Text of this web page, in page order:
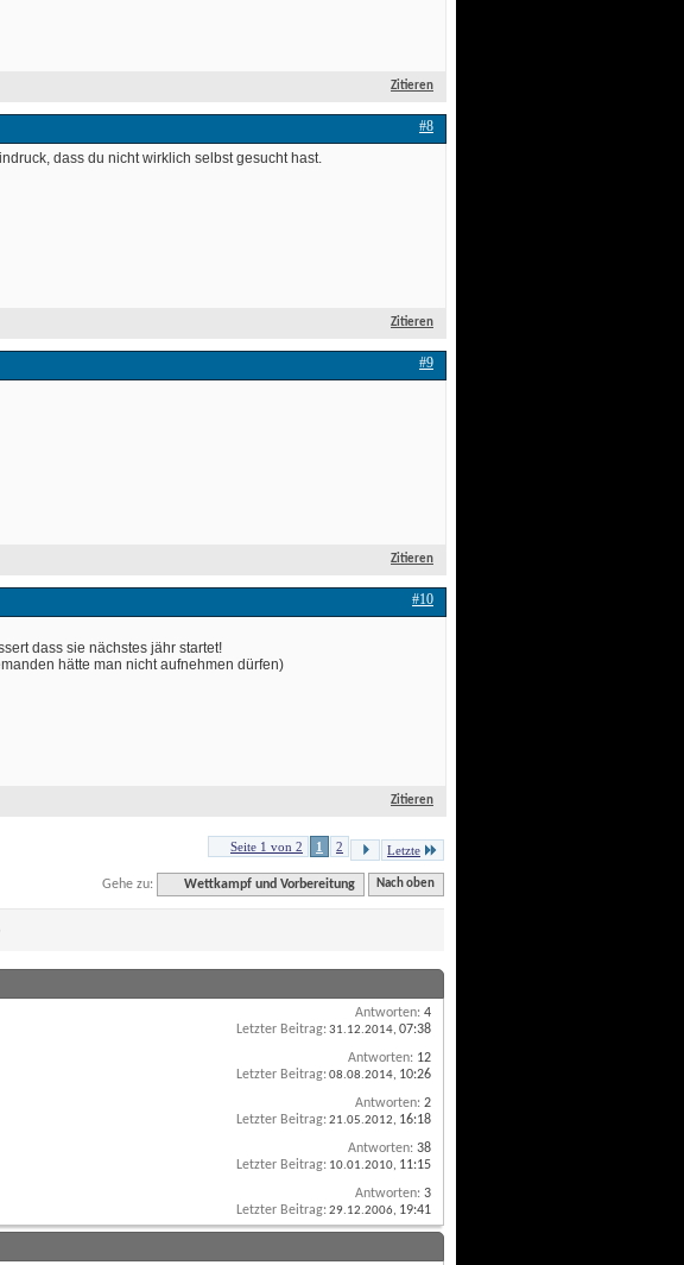
Zitieren
#8
dass du nicht wirklich selbst gesucht hast.
Zitieren
#9
Zitieren
#10
dass sie nächstes jähr startet!
hätte man nicht aufnehmen dürfen)
Zitieren
Seite 1 von 2 1 2 Letzte
Gehe zu: Wettkampf und Vorbereitung Nach oben
Antworten: 4
Letzter Beitrag: 31.12.2014, 07:38
Antworten: 12
Letzter Beitrag: 08.08.2014, 10:26
Antworten: 2
Letzter Beitrag: 21.05.2012, 16:18
Antworten: 38
Letzter Beitrag: 10.01.2010, 11:15
Antworten: 3
Letzter Beitrag: 29.12.2006, 19:41